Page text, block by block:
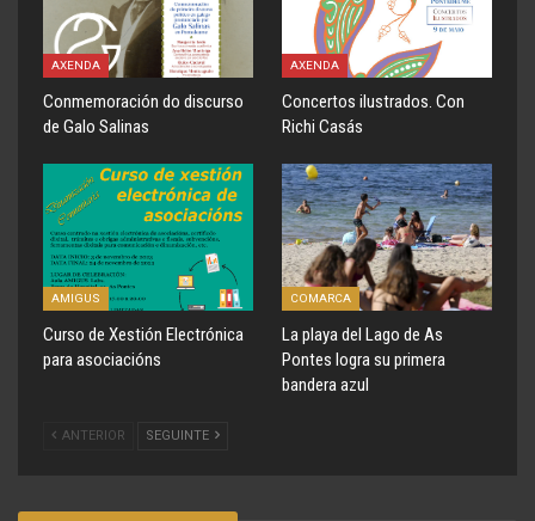
AXENDA
Conmemoración do discurso
de Galo Salinas
AXENDA
Concertos ilustrados. Con
Richi Casás
AMIGUS
Curso de Xestión Electrónica
para asociacións
COMARCA
La playa del Lago de As
Pontes logra su primera
bandera azul
ANTERIOR SEGUINTE